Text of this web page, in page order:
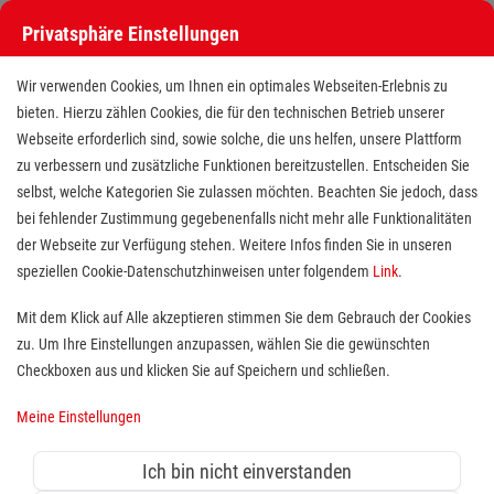
Stellenangebote bei den Maltesern
Stellenangebote bei den Maltesern
Finde deutschlandweit offene Stellen bei einem der größten
Arbeitgeber im Gesundheits- und Sozialwesen in Vollzeit,
Teilzeit, als Minijob, Trainee oder FSJ!
Suche
Jobs suchen
Privatsphäre Einstellungen
Wir verwenden Cookies, um Ihnen ein optimales Webseiten-Erlebnis zu
bieten. Hierzu zählen Cookies, die für den technischen Betrieb unserer
Webseite erforderlich sind, sowie solche, die uns helfen, unsere Plattform
zu verbessern und zusätzliche Funktionen bereitzustellen. Entscheiden Sie
selbst, welche Kategorien Sie zulassen möchten. Beachten Sie jedoch, dass
bei fehlender Zustimmung gegebenenfalls nicht mehr alle Funktionalitäten
der Webseite zur Verfügung stehen. Weitere Infos finden Sie in unseren
speziellen Cookie-Datenschutzhinweisen unter folgendem Link.
Mit dem Klick auf Alle akzeptieren stimmen Sie dem Gebrauch der Cookies
zu. Um Ihre Einstellungen anzupassen, wählen Sie die gewünschten
Checkboxen aus und klicken Sie auf Speichern und schließen.
Meine Einstellungen
Ich bin nicht einverstanden